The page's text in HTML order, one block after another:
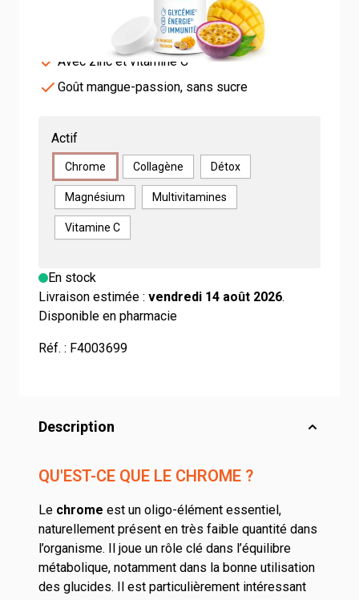
Chrome picolinate 250 µg
Aide à maintenir la glycémie
Avec zinc et vitamine C
Goût mangue-passion, sans sucre
Actif
Chrome Collagène Détox
Magnésium Multivitamines
Vitamine C
En stock
Livraison estimée : vendredi 14 août 2026.
Disponible en pharmacie
Réf. : F4003699
Description
QU'EST-CE QUE LE CHROME ?
Le chrome est un oligo-élément essentiel,
naturellement présent en très faible quantité dans
l’organisme. Il joue un rôle clé dans l’équilibre
métabolique, notamment dans la bonne utilisation
des glucides. Il est particulièrement intéressant